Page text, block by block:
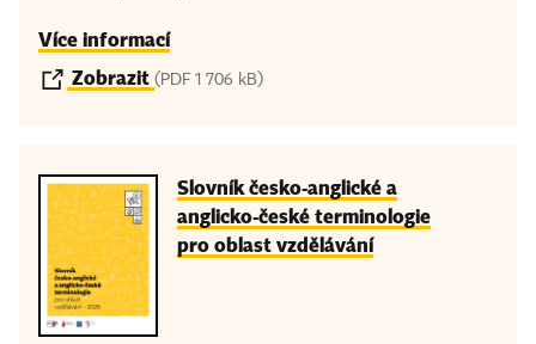
Více informací
Zobrazit (PDF 1 706 kB)
Slovník česko-anglické a
anglicko-české terminologie
pro oblast vzdělávání